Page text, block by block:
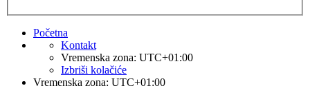
Početna
Kontakt
Vremenska zona: UTC+01:00
Izbriši kolačiće
Vremenska zona: UTC+01:00